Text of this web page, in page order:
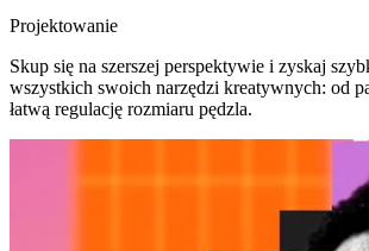
Projektowanie
Skup się na szerszej perspektywie i zyskaj
wszystkich swoich narzędzi kreatywnych: od
łatwą regulację rozmiaru pędzla.